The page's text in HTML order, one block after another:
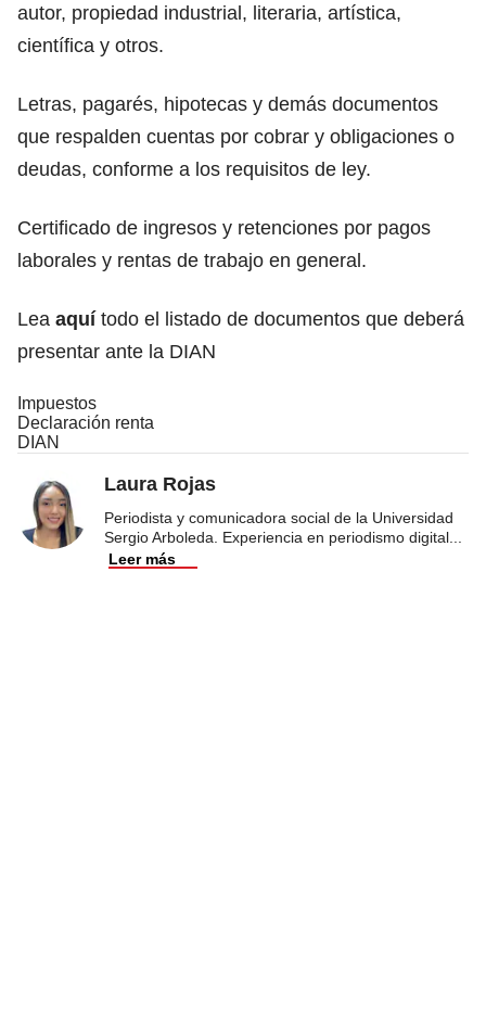
autor, propiedad industrial, literaria, artística,
científica y otros.
Letras, pagarés, hipotecas y demás documentos
que respalden cuentas por cobrar y obligaciones o
deudas, conforme a los requisitos de ley.
Certificado de ingresos y retenciones por pagos
laborales y rentas de trabajo en general.
Lea aquítodo el listado de documentos que deberá
presentar ante la DIAN
Impuestos
Declaración renta
DIAN
Laura Rojas
Periodista y comunicadora social de la Universidad
Sergio Arboleda. Experiencia en periodismo digital
Leer más